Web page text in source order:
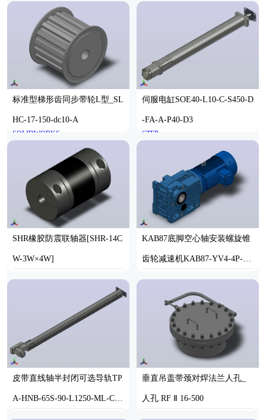
标准型梯形齿同步带轮L型_SL
HC-17-150-dc10-A
SOLIDWORKS
伺服电缸SOE40-L10-C-S450-D
-FA-A-P40-D3
STEP
SHR橡胶防震联轴器[SHR-14C
W-3W×4W]
STEP
KAB87底脚空心轴安装螺旋锥
齿轮减速机KAB87-YV4-4P-63
-M1-0°-A
SOLIDWORKS
皮带直线轴半封闭可选导轨TP
A-HNB-65S-90-L1250-ML-C-P
10-N3
垂直吊盖带颈对焊法兰人孔_
人孔 RF Ⅱ 16-500